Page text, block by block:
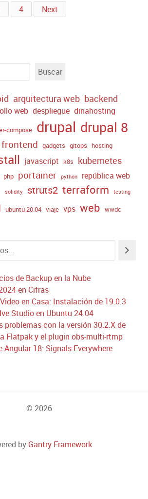
4 Next
Buscar
arquitectura web backend
web despliegue dinahosting
compose drupal drupal 8
frontend gadgets gitops
hosting
javascript k8s
kubernetes
php portainer python república web
solidity struts2 terraform testing
ubuntu 20.04 viaje vps web wwdc
de Backup en la Nube
en Cifras
en Casa: Instalación de 19.0.3
Studio en Ubuntu 24.04
problemas con la versión 30.2.X de
Flatpak y el plugin obs-multi-rtmp
Angular 18: Signals Everywhere
© 2026
by Gantry Framework